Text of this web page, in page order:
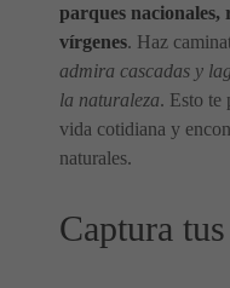
parques nacionales,
vírgenes. Haz
admira cascadas y
la naturaleza. Esto te
vida cotidiana y
naturales.
Captura